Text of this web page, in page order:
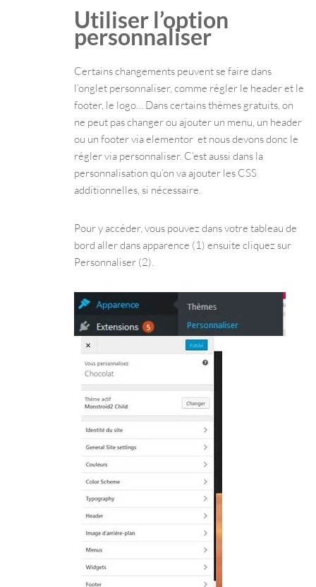
Utiliser l’option
personnaliser
Certains changements peuvent se faire dans
l’onglet personnaliser, comme régler le header et le
footer, le logo… Dans certains thèmes gratuits, on
ne peut pas changer ou ajouter un menu, un header
ou un footer via elementor et nous devons donc le
régler via personnaliser. C’est aussi dans la
personnalisation qu’on va ajouter les CSS
additionnelles, si nécessaire.
Pour y accéder, vous pouvez dans votre tableau de
bord aller dans apparence (1) ensuite cliquez sur
Personnaliser (2).